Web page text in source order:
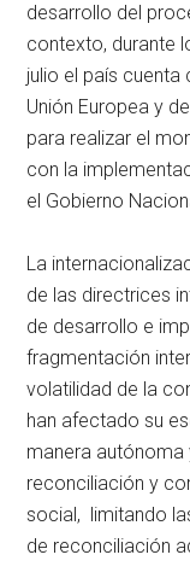
desarrollo del
contexto, durante
julio el país
Unión Europea y
para realizar el
con la
el Gobierno
La
de las directrices
de desarrollo e
fragmentación
volatilidad de la
han afectado su
manera
reconciliación y
social, limitando
de reconciliación